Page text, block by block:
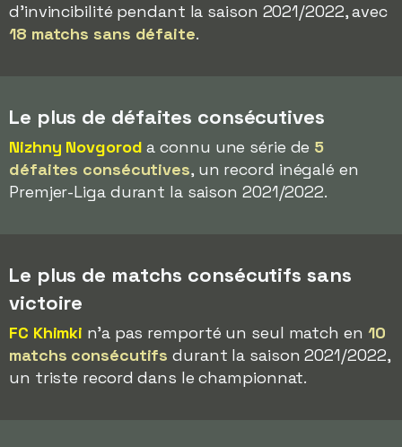
d'invincibilité pendant la saison 2021/2022, avec
18 matchs sans défaite.
Le plus de défaites consécutives
Nizhny Novgorod a connu une série de 5
défaites consécutives, un record inégalé en
Premjer-Liga durant la saison 2021/2022.
Le plus de matchs consécutifs sans
victoire
FC Khimki n'a pas remporté un seul match en 10
matchs consécutifs durant la saison 2021/2022,
un triste record dans le championnat.